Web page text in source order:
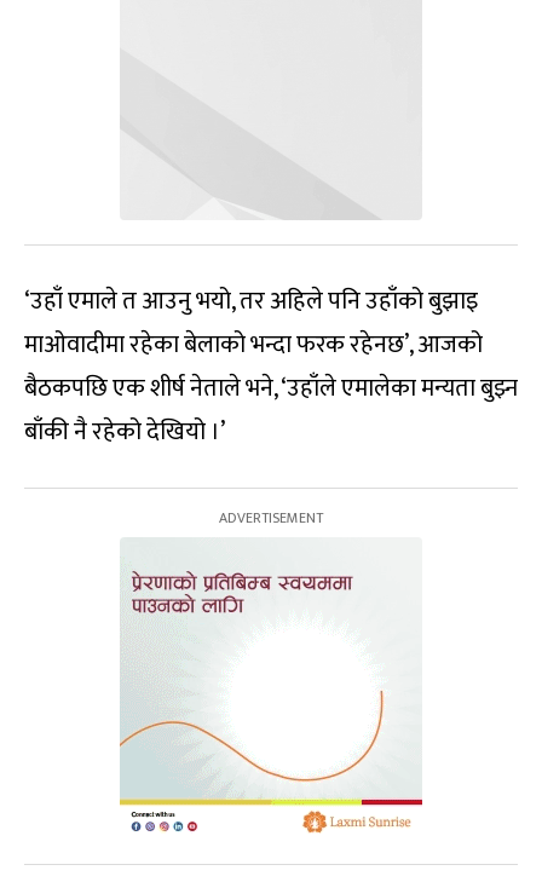
‘उहाँ एमाले त आउनु भयो, तर अहिले पनि उहाँको बुझाइ
माओवादीमा रहेका बेलाको भन्दा फरक रहेनछ’, आजको
बैठकपछि एक शीर्ष नेताले भने, ‘उहाँले एमालेका मन्यता बुझ्न
बाँकी नै रहेको देखियो ।’